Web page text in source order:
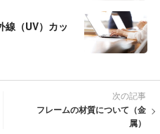
線（UV）カッ
次の記事
フレームの材質について（金
属）